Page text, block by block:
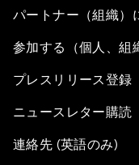
パートナー（組織）
参加する（個人、組
プレスリリース登録
ニュースレター購読
連絡先 (英語のみ)